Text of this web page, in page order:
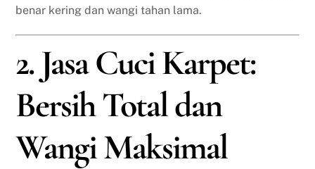
benar kering dan wangi tahan lama.
2. Jasa Cuci Karpet:
Bersih Total dan
Wangi Maksimal